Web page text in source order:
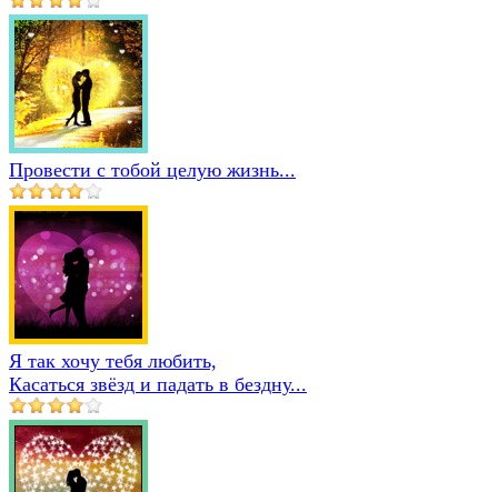
Провести с тобой целую жизнь...
Я так хочу тебя любить,
Касаться звёзд и падать в бездну...